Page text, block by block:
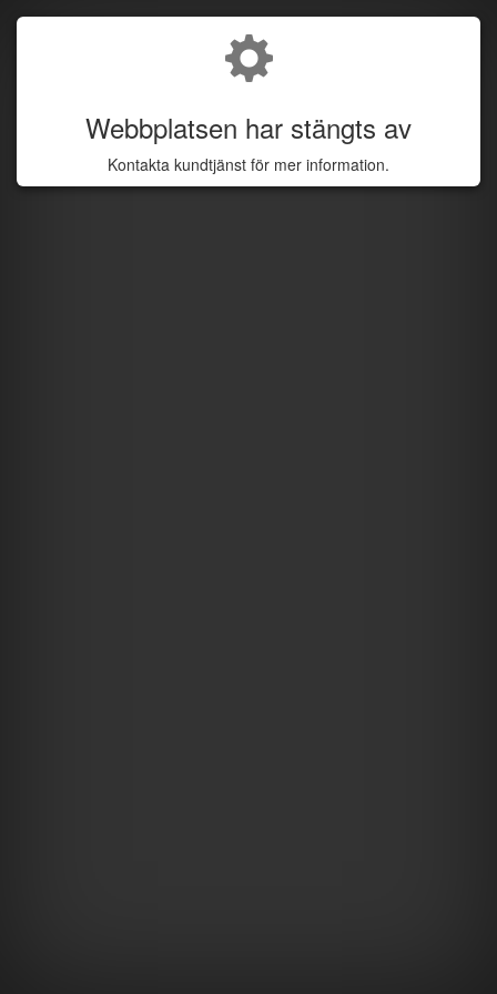
Webbplatsen har stängts av
Kontakta kundtjänst för mer information.